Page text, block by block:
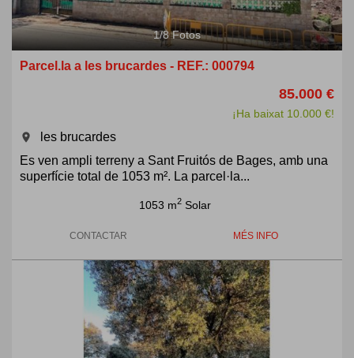
1/8Fotos
Parcel.la a les brucardes - REF.: 000794
85.000 €
¡Ha baixat 10.000 €!
room
les brucardes
Es ven ampli terreny a Sant Fruitós de Bages, amb una
superfície total de 1053 m². La parcel·la...
1053 m2 Solar
CONTACTAR MÉS INFO
Previous